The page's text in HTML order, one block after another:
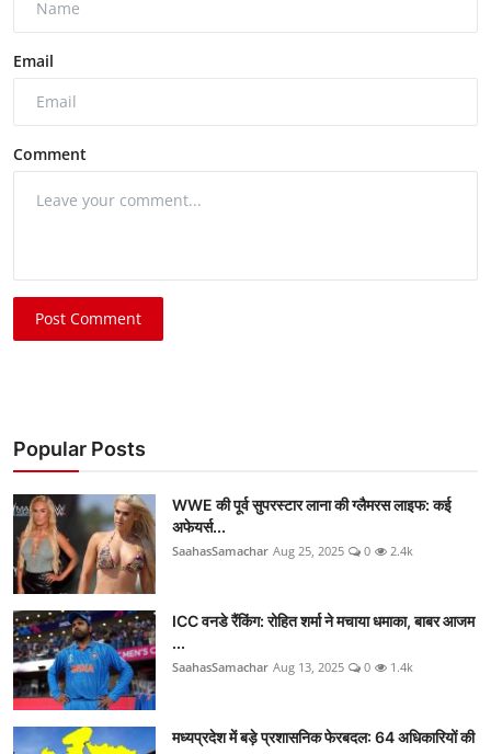
Email
Comment
Post Comment
Popular Posts
WWE की पूर्व सुपरस्टार लाना की ग्लैमरस लाइफ: कई
अफेयर्स...
SaahasSamachar Aug 25, 2025 0 2.4k
ICC वनडे रैंकिंग: रोहित शर्मा ने मचाया धमाका, बाबर आजम
...
SaahasSamachar Aug 13, 2025 0 1.4k
मध्यप्रदेश में बड़े प्रशासनिक फेरबदल: 64 अधिकारियों की